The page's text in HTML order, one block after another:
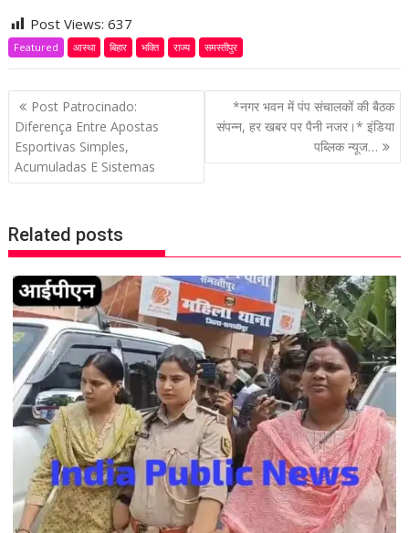
Post Views:637
Featured आस्था बिहार भक्ति राज्य समस्तीपुर
P
o
s
t
a
v
i
g
a
t
i
o
n
Post Patrocinado:
Diferença Entre Apostas
Esportivas Simples,
Acumuladas E Sistemas
*नगर भवन में पंप संचालकों की बैठक
संपन्न, हर खबर पर पैनी नजर।* इंडिया
पब्लिक न्यूज…
Related posts